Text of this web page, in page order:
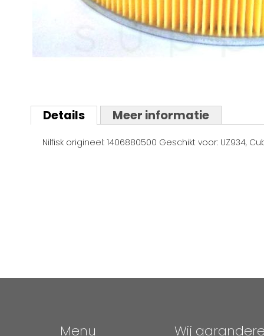
naar
het
van
Details
Nilfisk origineel: 1406880500 Geschikt voor: UZ934,
Meer informatie
Menu Wij